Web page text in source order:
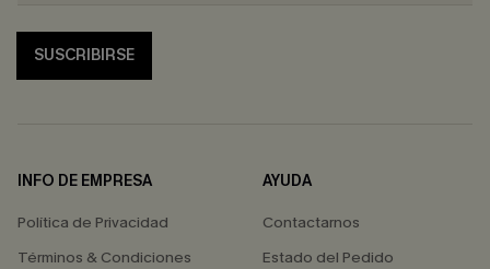
SUSCRIBIRSE
INFO DE EMPRESA
Política de Privacidad
Términos & Condiciones
AYUDA
Contactarnos
Estado del Pedido